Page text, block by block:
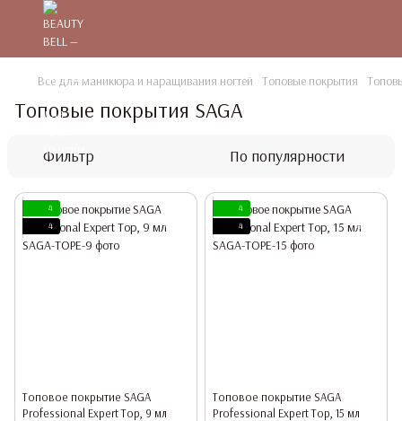
Все для маникюра и наращивания ногтей Топовые покрытия
Топовые покрытия SAGA
Фильтр По популярности
4
4
Топовое покрытие SAGA
Professional Expert Top, 9 мл
4
4
Топовое покрытие SAGA
Professional Expert Top, 15 мл